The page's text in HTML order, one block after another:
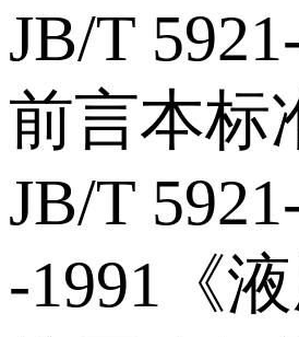
JB/T
前言本标
JB/T
-1991《